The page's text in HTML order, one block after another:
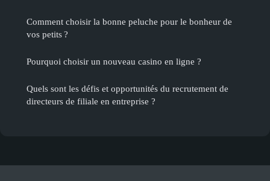
Comment choisir la bonne peluche pour le bonheur de
vos petits ?
Pourquoi choisir un nouveau casino en ligne ?
Quels sont les défis et opportunités du recrutement de
directeurs de filiale en entreprise ?